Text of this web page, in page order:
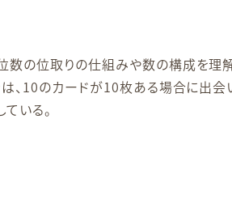
数の位取りの仕組みや数の構成を理
、10のカードが10枚ある場合に出
いる。